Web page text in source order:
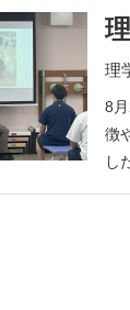
理
8
徴
し